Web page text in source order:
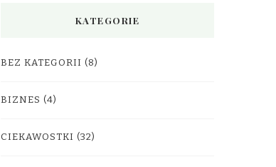
KATEGORIE
BEZ KATEGORII (8)
BIZNES (4)
CIEKAWOSTKI (32)